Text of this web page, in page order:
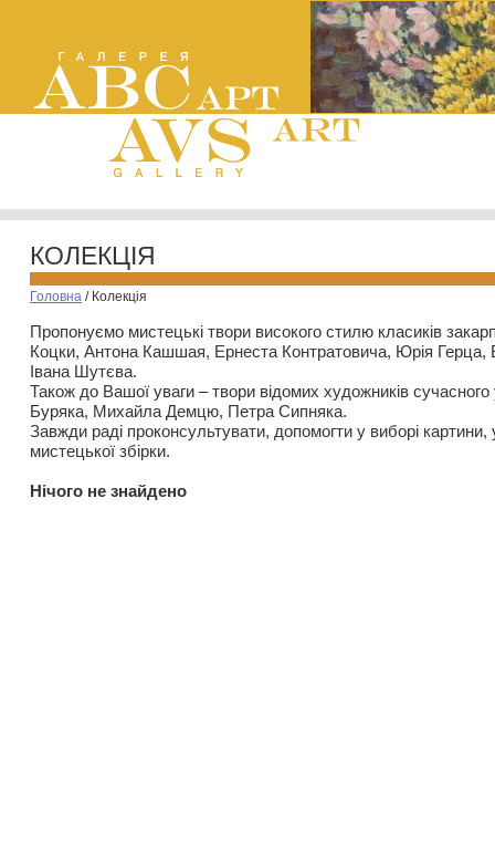
КОЛЕКЦІЯ
Головна / Колекція
Пропонуємо мистецькі твори високого стилю класиків
Коцки, Антона Кашшая, Ернеста Контратовича, Юрія
Івана Шутєва.
Також до Вашої уваги – твори відомих художників
Буряка, Михайла Демцю, Петра Сипняка.
Завжди раді проконсультувати, допомогти у виборі картини,
мистецької збірки.
Нiчого не знайдено